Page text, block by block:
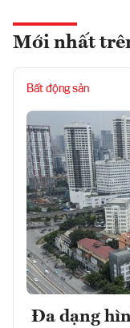
Mới nhất
Bất động sản
Đa dạng